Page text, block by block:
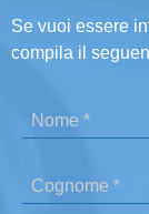
Se vuoi essere
compila il